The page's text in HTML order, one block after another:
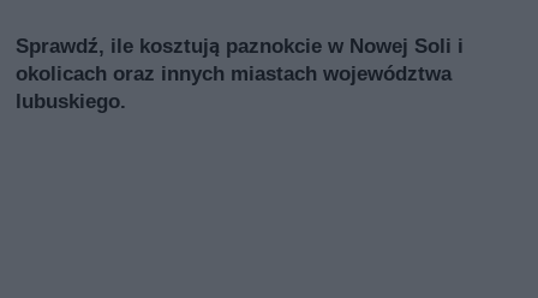
Sprawdź, ile kosztują paznokcie w Nowej Soli i
okolicach oraz innych miastach województwa
lubuskiego.